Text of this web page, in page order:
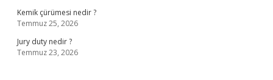
Kemik çürümesi nedir ?
Temmuz 25, 2026
Jury duty nedir ?
Temmuz 23, 2026